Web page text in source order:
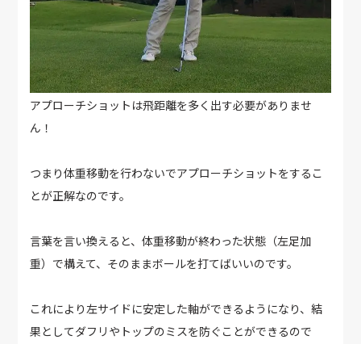
アプローチショットは飛距離を多く出す必要がありませ
ん！
つまり体重移動を行わないでアプローチショットをするこ
とが正解なのです。
言葉を言い換えると、体重移動が終わった状態（左足加
重）で構えて、そのままボールを打てばいいのです。
これにより左サイドに安定した軸ができるようになり、結
果としてダフリやトップのミスを防ぐことができるので